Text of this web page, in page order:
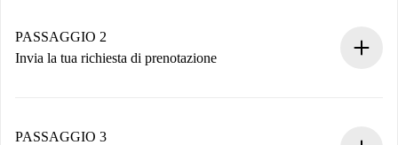
Hai tutte le informazioni necessarie in anticipo.
PASSAGGIO 2
Invia la tua richiesta di prenotazione
non accetta.
PASSAGGIO 3